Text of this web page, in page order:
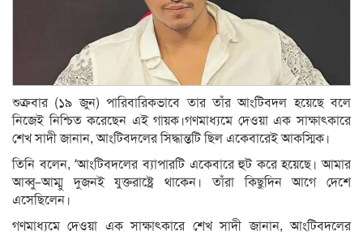
শুক্রবার (১৯ জুন) পারিবারিকভাবে তার তাঁর আংটিবদল হয়েছে বলে
নিজেই নিশ্চিত করেছেন এই গায়ক।গণমাধ্যমে দেওয়া এক সাক্ষাৎকারে
শেখ সাদী জানান, আংটিবদলের সিদ্ধান্তটি ছিল একেবারেই আকস্মিক।
তিনি বলেন, ‘আংটিবদলের ব্যাপারটি একেবারে হুট করে হয়েছে। আমার
আব্বু–আম্মু দুজনই যুক্তরাষ্ট্রে থাকেন। তাঁরা কিছুদিন আগে দেশে
এসেছিলেন।
গণমাধ্যমে দেওয়া এক সাক্ষাৎকারে শেখ সাদী জানান, আংটিবদলের